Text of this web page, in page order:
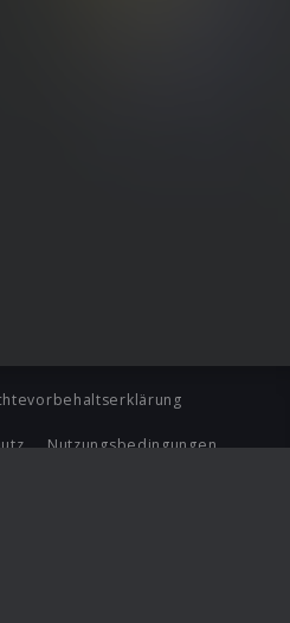
Nutzungsbedingungen